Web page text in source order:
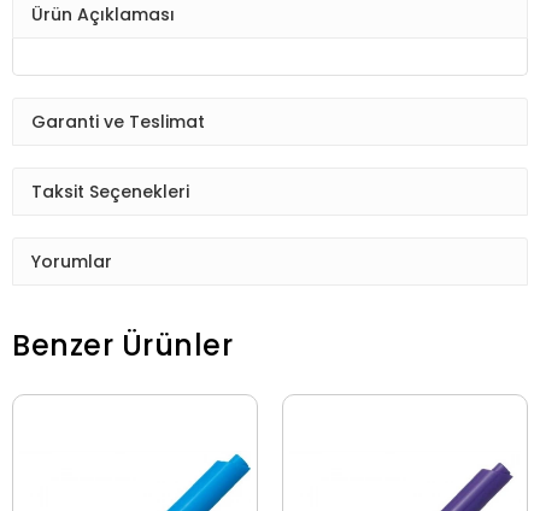
Ürün Açıklaması
Garanti ve Teslimat
Taksit Seçenekleri
Yorumlar
Benzer Ürünler